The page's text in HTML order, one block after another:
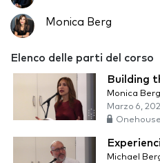
Monica Berg
Elenco delle parti del corso
Building
Monica Berg
Marzo 6,
Michael